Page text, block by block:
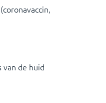
de huid